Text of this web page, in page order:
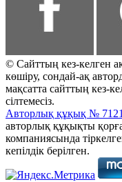
© Сайттың кез-келген
көшіру, сондай-ақ
мақсатта сайттың кез-
сілтемесіз.
Авторлық құқық №
авторлық құқықты
компаниясында
кепілдік берілген.